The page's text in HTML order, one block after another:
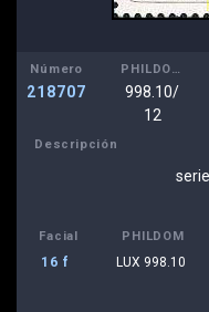
Número
218707
PHILDOM
998.10/
12
Descripción
Facial PHILDOM
16 f LUX 998.10